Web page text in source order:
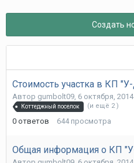
Создать
Стоимость участка в КП
Автор gumbolt09, 6 октября, 2014
Коттеджный поселок
(и ещё 2 )
0 ответов 644 просмотра
Общая информация о КП